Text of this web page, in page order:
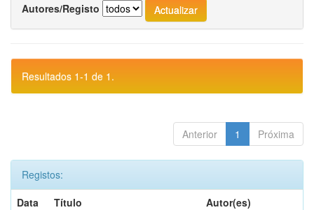
Autores/Registo
Resultados 1-1 de 1.
Anterior 1 Próxima
Registos:
Data
Título
Autor(es)